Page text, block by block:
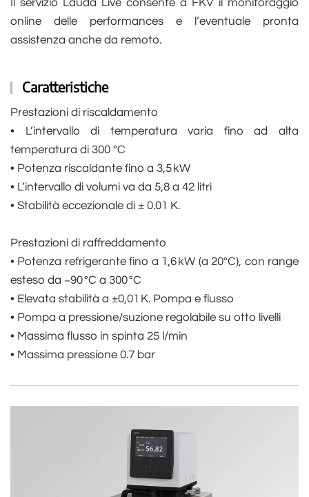
Il servizio Lauda Live consente a FKV il monitoraggio
online delle performances e l’eventuale pronta
assistenza anche da remoto.
Caratteristiche
Prestazioni di riscaldamento
• L’intervallo di temperatura varia fino ad alta
temperatura di 300 °C
• Potenza riscaldante fino a 3,5 kW
• L’intervallo di volumi va da 5,8 a 42 litri
• Stabilità eccezionale di ± 0.01 K.
Prestazioni di raffreddamento
• Potenza refrigerante fino a 1,6 kW (a 20°C), con range
esteso da −90 °C a 300 °C
• Elevata stabilità a ±0,01 K. Pompa e flusso
• Pompa a pressione/suzione regolabile su otto livelli
• Massima flusso in spinta 25 l/min
• Massima pressione 0.7 bar